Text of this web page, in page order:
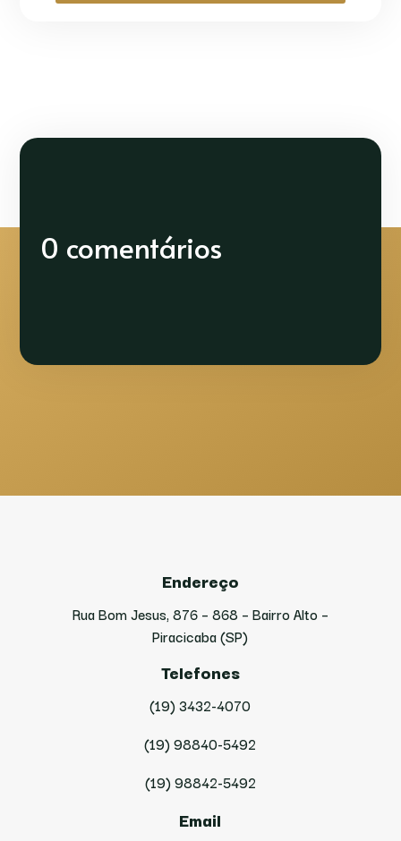
0 comentários
Endereço
Rua Bom Jesus, 876 – 868 – Bairro Alto –
Piracicaba (SP)
Telefones
(19) 3432-4070
(19) 98840-5492
(19) 98842-5492
Email